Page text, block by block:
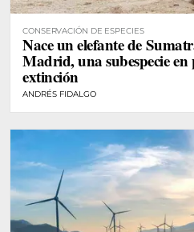
CONSERVACIÓN DE ESPECIES
Nace un elefante de
Madrid, una subespecie
extinción
ANDRÉS FIDALGO